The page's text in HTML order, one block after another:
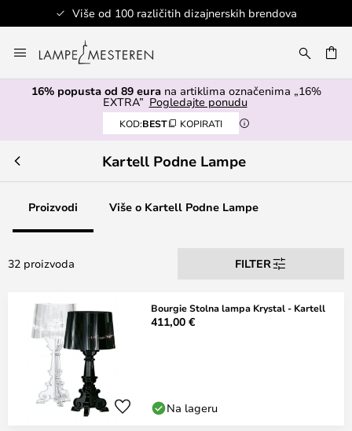
Sigurno plaćanje
to
Content
16% popusta od 89 eurana artiklima označenima „16%
EXTRA” Pogledajte ponudu
KOD:BEST KOPIRATI
Kartell Podne Lampe
Proizvodi Više o Kartell Podne Lampe
32 proizvoda FILTER
Bourgie Stolna lampa Krystal - Kartell
411,00 €
Na lageru